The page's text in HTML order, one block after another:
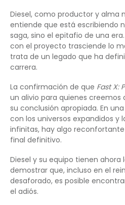
Diesel, como productor y alma
entiende que está escribiendo
saga, sino el epitafio de una
con el proyecto trasciende lo
trata de un legado que ha
carrera.
La confirmación de que Fast X:
un alivio para quienes
su conclusión apropiada. En
con los universos expandidos y
infinitas, hay algo
final definitivo.
Diesel y su equipo tienen ahora
demostrar que, incluso en el
desaforado, es posible
el adiós.